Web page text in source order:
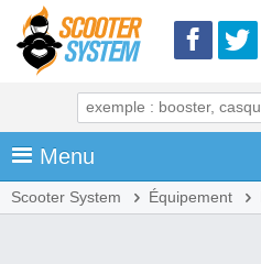
Menu
Scooter System Équipement